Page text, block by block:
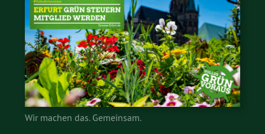
Wir machen das. Gemeinsam.